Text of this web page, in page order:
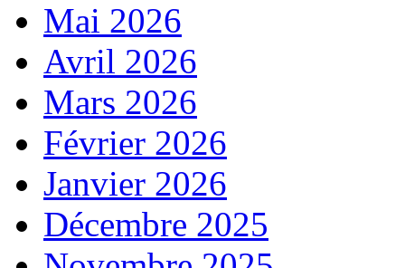
Mai 2026
Avril 2026
Mars 2026
Février 2026
Janvier 2026
Décembre 2025